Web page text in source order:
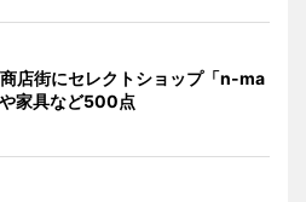
店街にセレクトショップ「n-ma
家具など500点